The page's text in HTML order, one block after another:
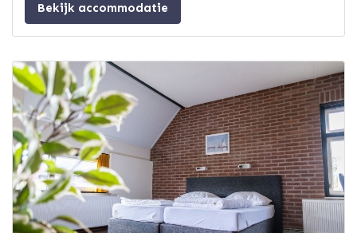
Bekijk accommodatie